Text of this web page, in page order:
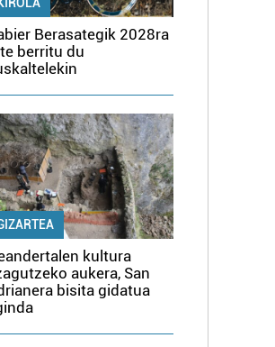
Berasategik 2028ra
berritu du
kultura
aukera, San
bisita gidatua